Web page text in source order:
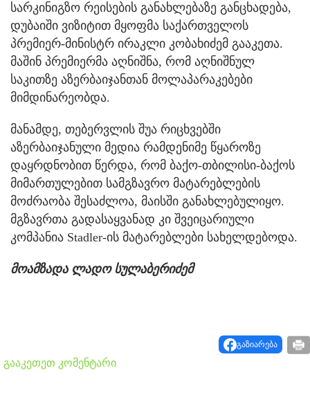
სარკინიგზო რეისების განახლებაზე განცხადება,
დუბაიში ვიზიტით მყოფმა საქართველოს
პრემიერ-მინისტრ ირაკლი კობახიძემ გააკეთა.
მაშინ პრემიერმა აღნიშნა, რომ აღნიშნულ
საკითზე აზერბაიჯანთან მოლაპარაკებები
მიმდინარეობდა.
მანამდე, თებერვლის შუა რიცხვებში
აზერბაიჯანული მედია რამდენიმე წყაროზე
დაყრდნობით წერდა, რომ ბაქო-თბილისი-ბაქოს
მიმართულებით სამგზავრო მატარებლების
მოძრაობა შესაძლოა, მაისში განახლებულიყო.
მგზავრთა გადასაყვანად კი შვეიცარიული
კომპანია Stadler-ის მატარებლები სახელდებოდა.
მოამზადა ლადო სულაბერიძემ
გაზიარება
გააკეთეთ კომენტარი